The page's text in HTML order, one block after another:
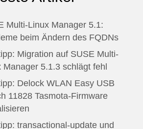
Multi-Linux Manager 5.1:
beim Ändern des FQDNs
Migration auf SUSE Multi-
Manager 5.1.3 schlägt fehl
Delock WLAN Easy USB
11828 Tasmota-Firmware
transactional-update und